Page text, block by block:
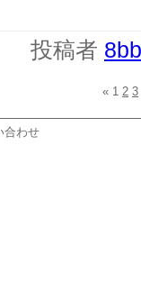
投稿者
« 1 2 3
合わせ